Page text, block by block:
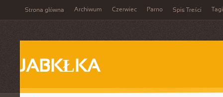
Strona główna Archiwum Czerwiec Parno Spis Treści Tagi
JABKŁKA